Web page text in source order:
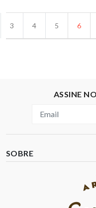
3 4 5 6
ASSINE
SOBRE